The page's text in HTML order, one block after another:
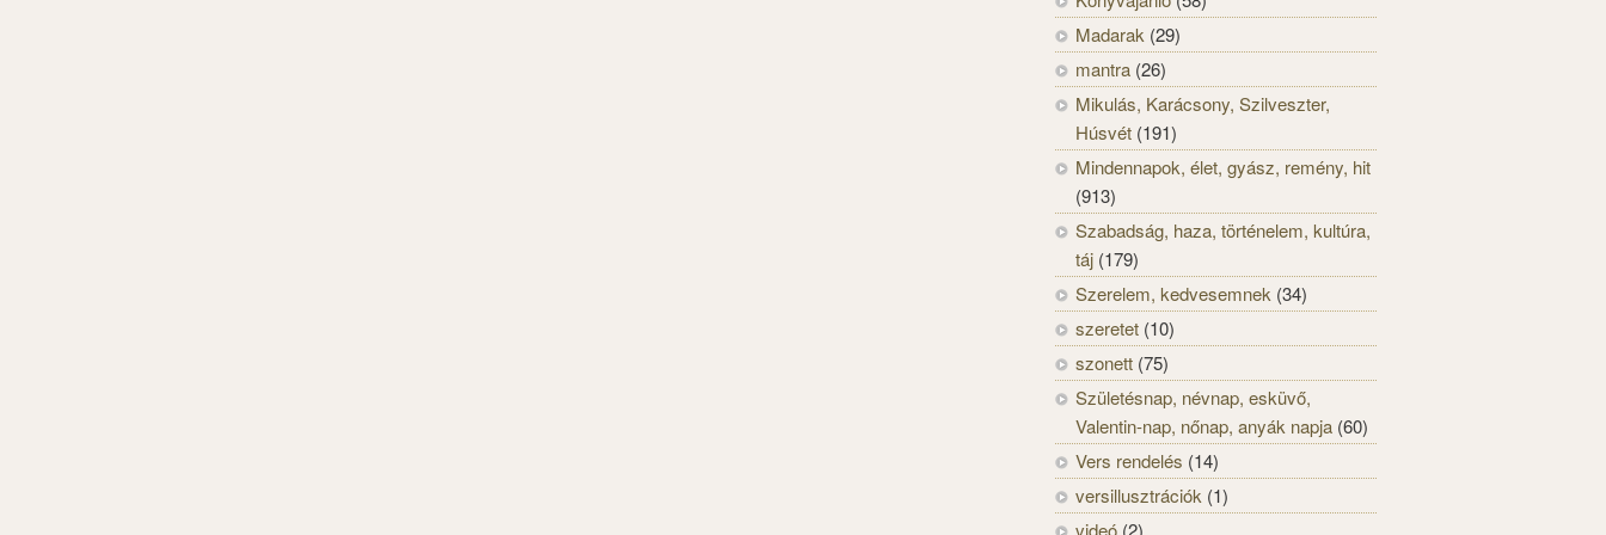
Madarak (29)
mantra (26)
Mikulás, Karácsony, Szilveszter,
Húsvét (191)
Mindennapok, élet, gyász, remény, hit
(913)
Szabadság, haza, történelem, kultúra,
táj (179)
Szerelem, kedvesemnek (34)
szeretet (10)
szonett (75)
Születésnap, névnap, esküvő,
Valentin-nap, nőnap, anyák napja (60)
Vers rendelés (14)
versillusztrációk (1)
videó (2)